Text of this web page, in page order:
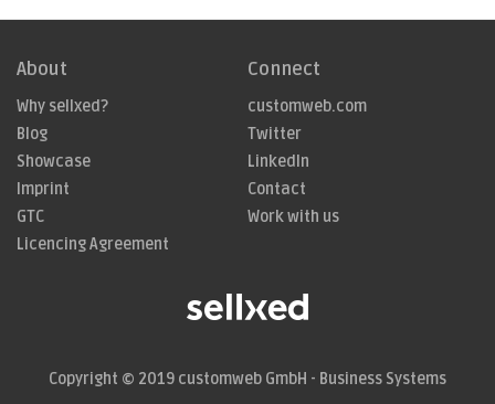
About
Why sellxed?
Blog
Showcase
Imprint
GTC
Licencing Agreement
Connect
customweb.com
Twitter
LinkedIn
Contact
Work with us
Copyright © 2019 customweb GmbH - Business Systems